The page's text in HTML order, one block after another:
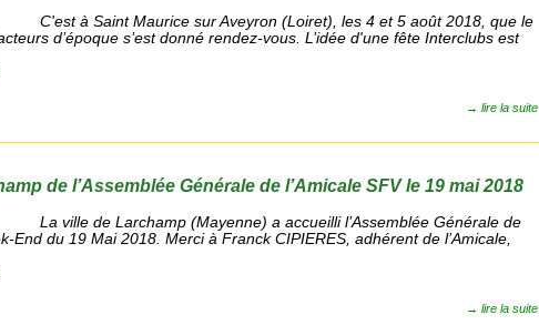
C'est à Saint Maurice sur Aveyron (Loiret), les 4 et 5 août 2018, que le
d’époque s’est donné rendez-vous. L’idée d'une fête Interclubs est
→lire la suite
de l’Assemblée Générale de l’Amicale SFV le 19 mai 2018
La ville de Larchamp (Mayenne) a accueilli l’Assemblée Générale de
End du 19 Mai 2018. Merci à Franck CIPIERES, adhérent de l’Amicale,
→lire la suite